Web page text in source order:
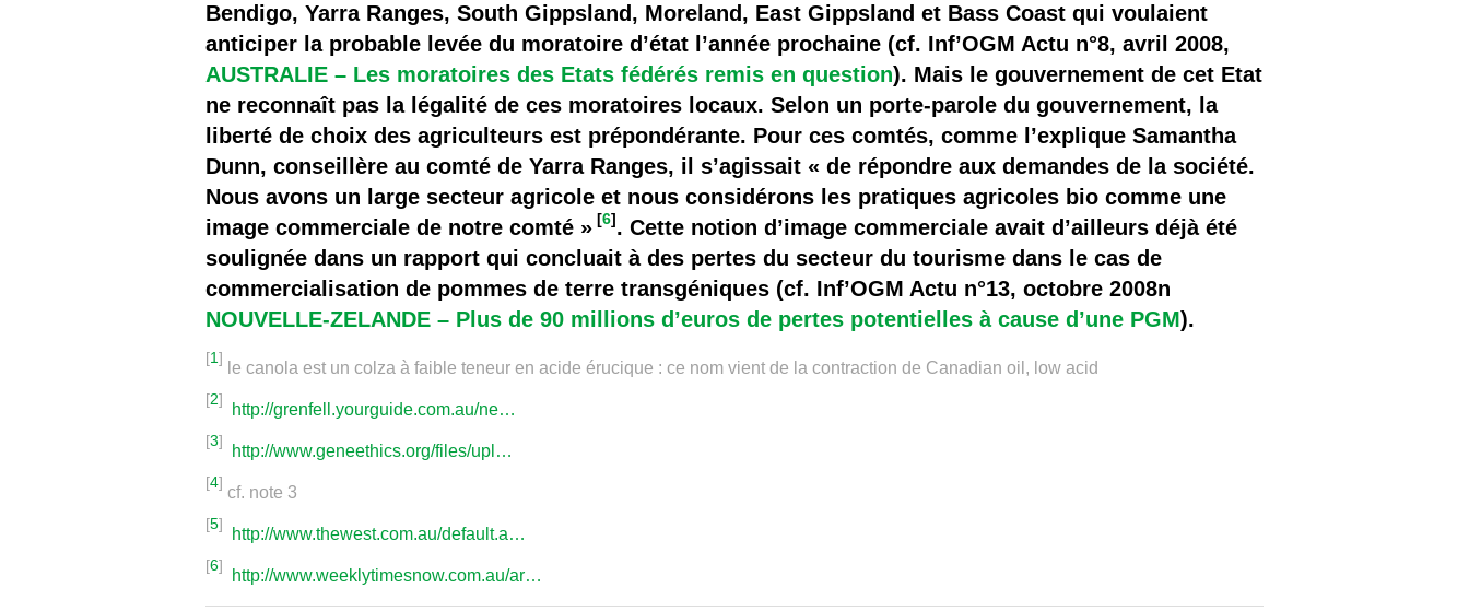
Bendigo, Yarra Ranges, South Gippsland, Moreland, East Gippsland et Bass Coast qui voulaient
anticiper la probable levée du moratoire d’état l’année prochaine (cf. Inf’OGM Actu n°8, avril 2008,
AUSTRALIE – Les moratoires des Etats fédérés remis en question). Mais le gouvernement de cet Etat
ne reconnaît pas la légalité de ces moratoires locaux. Selon un porte-parole du gouvernement, la
liberté de choix des agriculteurs est prépondérante. Pour ces comtés, comme l’explique Samantha
Dunn, conseillère au comté de Yarra Ranges, il s’agissait « de répondre aux demandes de la société.
Nous avons un large secteur agricole et nous considérons les pratiques agricoles bio comme une
image commerciale de notre comté » [6]. Cette notion d’image commerciale avait d’ailleurs déjà été
soulignée dans un rapport qui concluait à des pertes du secteur du tourisme dans le cas de
commercialisation de pommes de terre transgéniques (cf. Inf’OGM Actu n°13, octobre 2008n
NOUVELLE-ZELANDE – Plus de 90 millions d’euros de pertes potentielles à cause d’une PGM).
[1]
le canola est un colza à faible teneur en acide érucique : ce nom vient de la contraction de Canadian oil, low acid
[2]
http://grenfell.yourguide.com.au/ne…
[3]
http://www.geneethics.org/files/upl…
[4]
cf. note 3
[5]
http://www.thewest.com.au/default.a…
[6]
http://www.weeklytimesnow.com.au/ar…